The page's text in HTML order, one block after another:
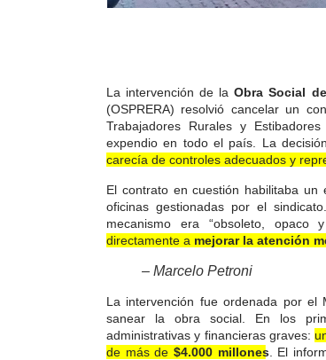
La intervención de laObra Social
(OSPRERA) resolvió cancelar un
Trabajadores Rurales y
expendio en todo el país. La
carecía de controles adecuados y
El contrato en cuestión habilitaba
oficinas gestionadas por el
mecanismo era “obsoleto, opaco
directamente a mejorar la atención
– Marcelo Petroni
La intervención fue ordenada por
sanear la obra social. En los
administrativas y financieras graves:
de más de$4.000 millones. El